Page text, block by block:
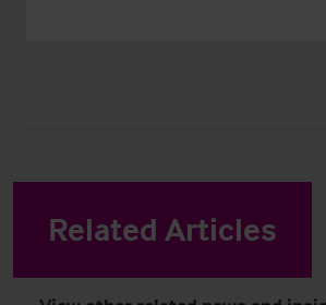
Related Articles